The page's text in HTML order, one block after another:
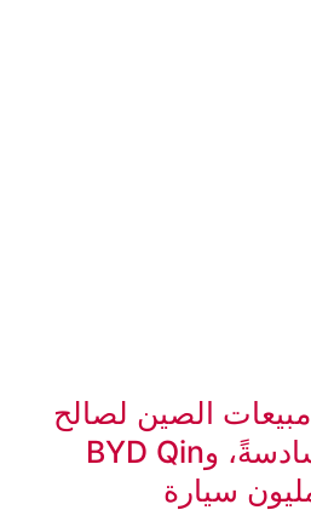
الصين لصالح
Wuling وتهبط سادسةً، وBYD Qin